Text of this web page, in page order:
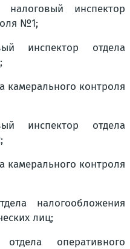
налоговый инспектор
№1;
инспектор отдела
камерального контроля
инспектор отдела
камерального контроля
налогообложения
лиц;
оперативного